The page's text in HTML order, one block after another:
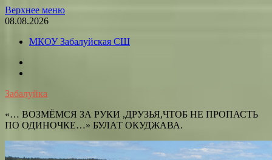
Перейти
к
Верхнее меню
08.08.2026
МКОУ Забалуйская СШ
Забалуйка
«… ВОЗМЁМСЯ ЗА РУКИ ,ДРУЗЬЯ,ЧТОБ НЕ ПРОПАСТЬ
ПО ОДИНОЧКЕ…» БУЛАТ ОКУДЖАВА.